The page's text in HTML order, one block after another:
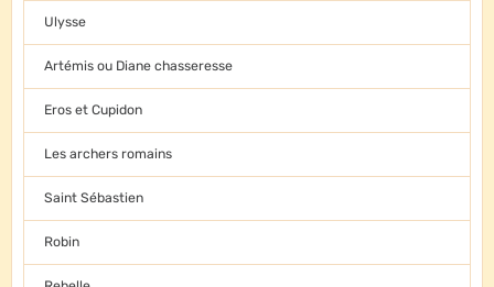
Ulysse
Artémis ou Diane chasseresse
Eros et Cupidon
Les archers romains
Saint Sébastien
Robin